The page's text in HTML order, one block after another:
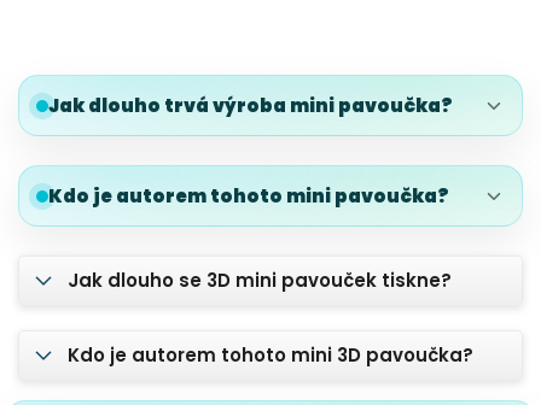
Jak dlouho trvá výroba mini pavoučka?
Kdo je autorem tohoto mini pavoučka?
Jak dlouho se 3D mini pavouček tiskne?
Kdo je autorem tohoto mini 3D pavoučka?